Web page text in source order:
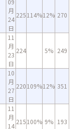
09
月
24
日
225114%12% 270
11
月
23
日
224 5% 249
10
月
27
日
220109%12% 351
11
月
14
215100% 9% 193